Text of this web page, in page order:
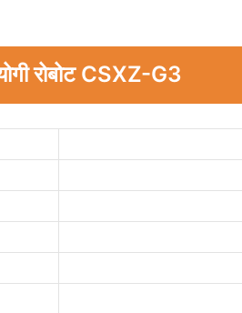
रोबोट CSXZ-G3